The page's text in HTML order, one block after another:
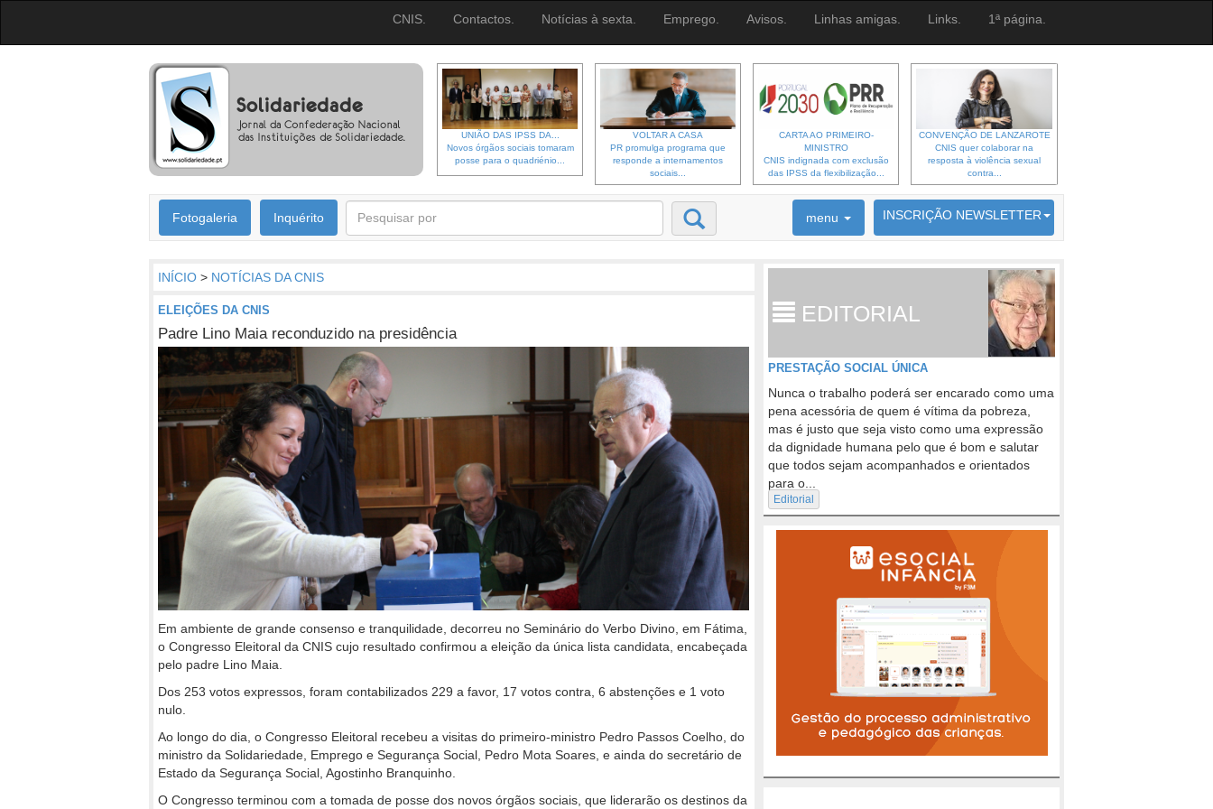
CNIS. Contactos. Notícias à sexta. Emprego. Avisos. Linhas amigas. Links. 1ª página.
UNIÃO DAS IPSS DA...
Novos órgãos sociais tomaram
posse para o quadriénio...
VOLTAR A CASA
PR promulga programa que
responde a internamentos
sociais...
CARTA AO PRIMEIRO-
MINISTRO
CNIS indignada com exclusão
das IPSS da flexibilização...
CONVENÇÃO DE LANZAROTE
CNIS quer colaborar na
resposta à violência sexual
contra...
Fotogaleria Inquérito menu INSCRIÇÃO NEWSLETTER
6692 membros inscritos
INÍCIO > NOTÍCIAS DA CNIS
ELEIÇÕES DA CNIS
Padre Lino Maia reconduzido na presidência
Em ambiente de grande consenso e tranquilidade, decorreu no Seminário do Verbo Divino, em Fátima,
o Congresso Eleitoral da CNIS cujo resultado confirmou a eleição da única lista candidata, encabeçada
pelo padre Lino Maia.
Dos 253 votos expressos, foram contabilizados 229 a favor, 17 votos contra, 6 abstenções e 1 voto
nulo.
Ao longo do dia, o Congresso Eleitoral recebeu a visitas do primeiro-ministro Pedro Passos Coelho, do
ministro da Solidariedade, Emprego e Segurança Social, Pedro Mota Soares, e ainda do secretário de
Estado da Segurança Social, Agostinho Branquinho.
O Congresso terminou com a tomada de posse dos novos órgãos sociais, que liderarão os destinos da
EDITORIAL
PRESTAÇÃO SOCIAL ÚNICA
Nunca o trabalho poderá ser encarado como uma
pena acessória de quem é vítima da pobreza,
mas é justo que seja visto como uma expressão
da dignidade humana pelo que é bom e salutar
que todos sejam acompanhados e orientados
para o...
Editorial